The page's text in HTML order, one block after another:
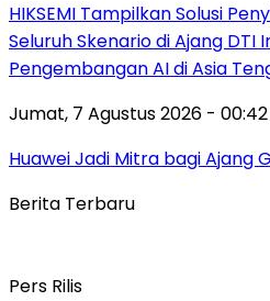
HIKSEMI Tampilkan Solusi
Seluruh Skenario di Ajang DTI
Pengembangan AI di Asia
Jumat, 7 Agustus 2026 - 00:42
Huawei Jadi Mitra bagi Ajang
Berita Terbaru
Pers Rilis